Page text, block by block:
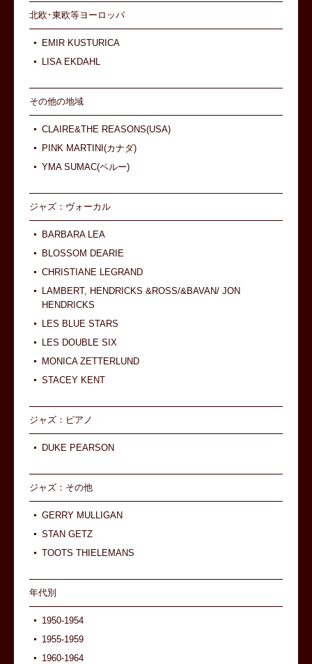
北欧･東欧等ヨーロッパ
EMIR KUSTURICA
LISA EKDAHL
その他の地域
CLAIRE&THE REASONS(USA)
PINK MARTINI(カナダ)
YMA SUMAC(ペルー)
ジャズ：ヴォーカル
BARBARA LEA
BLOSSOM DEARIE
CHRISTIANE LEGRAND
LAMBERT, HENDRICKS &ROSS/&BAVAN/ JON
HENDRICKS
LES BLUE STARS
LES DOUBLE SIX
MONICA ZETTERLUND
STACEY KENT
ジャズ：ピアノ
DUKE PEARSON
ジャズ：その他
GERRY MULLIGAN
STAN GETZ
TOOTS THIELEMANS
年代別
1950-1954
1955-1959
1960-1964